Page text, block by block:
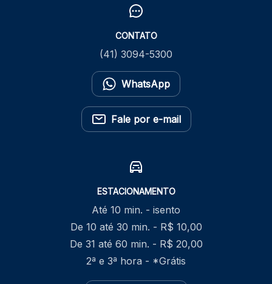
CONTATO
(41) 3094-5300
WhatsApp
Fale por e-mail
ESTACIONAMENTO
Até 10 min. - isento
De 10 até 30 min. - R$ 10,00
De 31 até 60 min. - R$ 20,00
2ª e 3ª hora - *Grátis